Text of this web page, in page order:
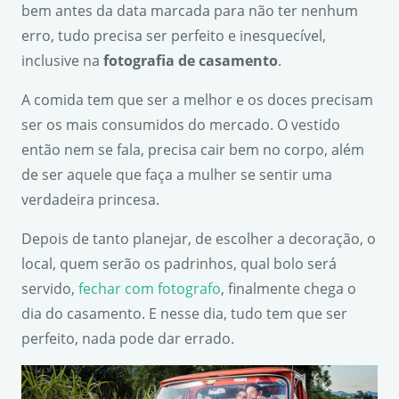
bem antes da data marcada para não ter nenhum
erro, tudo precisa ser perfeito e inesquecível,
inclusive na fotografia de casamento.
A comida tem que ser a melhor e os doces precisam
ser os mais consumidos do mercado. O vestido
então nem se fala, precisa cair bem no corpo, além
de ser aquele que faça a mulher se sentir uma
verdadeira princesa.
Depois de tanto planejar, de escolher a decoração, o
local, quem serão os padrinhos, qual bolo será
servido, fechar com fotografo, finalmente chega o
dia do casamento. E nesse dia, tudo tem que ser
perfeito, nada pode dar errado.